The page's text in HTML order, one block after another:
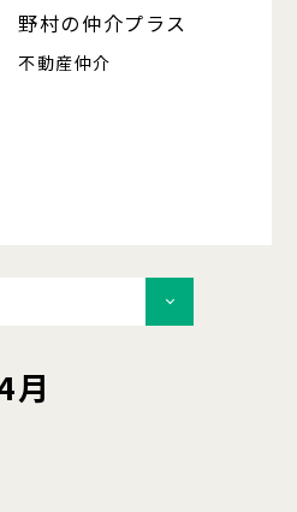
野村の仲介プラス
不動産仲介
月